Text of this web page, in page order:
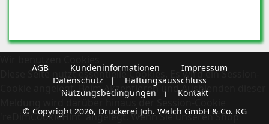
AGB Kundeninformationen
Impressum
Datenschutz
Haftungsausschluss
Nutzungsbedingungen
Kontakt
© Copyright 2026, Druckerei Joh. Walch GmbH & Co. KG
Diese Seite nutzt essentielle Cookies. Es wird ein Session-
Cookie angelegt. Beim Akzeptieren und Ausblenden dieser
Meldung wird darüber hinaus der Session-Cookie
'reDimCookieHint' angelegt. Wenn Sie unseren Shop